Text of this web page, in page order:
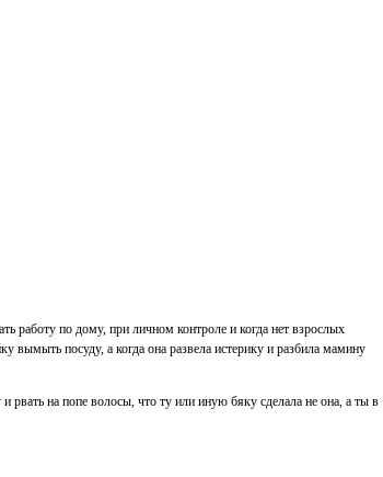
работу по дому, при личном контроле и когда нет взрослых
вымыть посуду, а когда она развела истерику и разбила мамину
рвать на попе волосы, что ту или иную бяку сделала не она, а ты в